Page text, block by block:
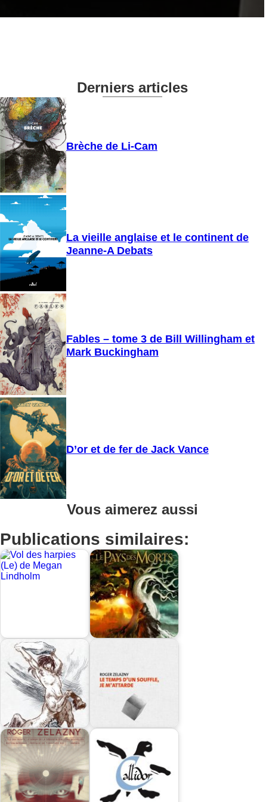
Derniers articles
Brèche de Li-Cam
La vieille anglaise et le continent de
Jeanne-A Debats
Fables – tome 3 de Bill Willingham et
Mark Buckingham
D’or et de fer de Jack Vance
Vous aimerez aussi
Publications similaires: